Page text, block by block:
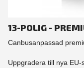
13-POLIG -
Canbusanpassad
Uppgradera till nya